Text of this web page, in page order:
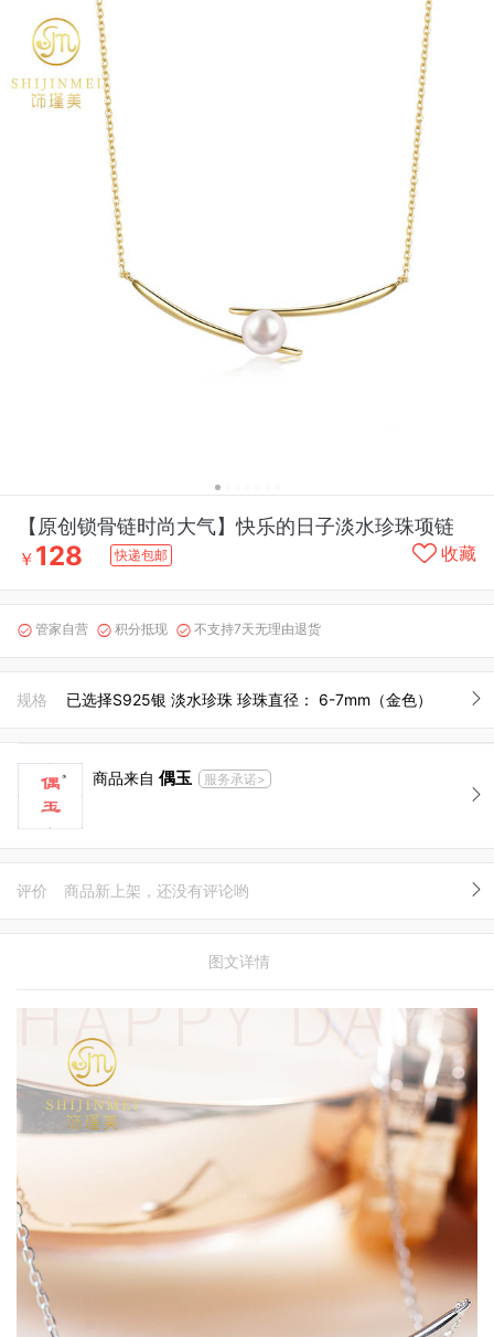
【原创锁骨链时尚大气】快乐的日子淡水珍珠项链
￥ 128 快递包邮 收藏
 管家自营  积分抵现  不支持7天无理由退货
规格 已选择S925银 淡水珍珠 珍珠直径： 6-7mm（金色）
商品来自 偶玉 服务承诺>
评价 商品新上架，还没有评论哟
图文详情